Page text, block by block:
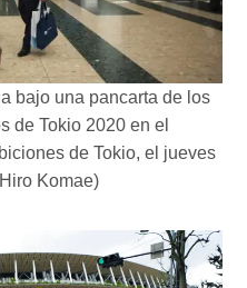
bajo una pancarta de los
de Tokio 2020 en el
de Tokio, el jueves
Komae)